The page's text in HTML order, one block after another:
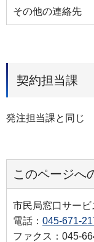
その他の連絡先
契約担当課
発注担当課と同じ
このページへ
市民局窓口サー
電話： 045-671-
ファクス：045-